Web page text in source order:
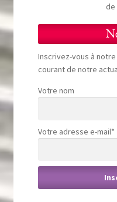
de
Inscrivez-vous à
courant de notre
Votre nom
Votre adresse e-mail*